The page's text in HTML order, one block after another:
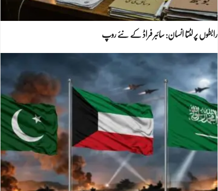
رابطوں پر لٹتا انسان: سائبر فراڈ کے نئے روپ